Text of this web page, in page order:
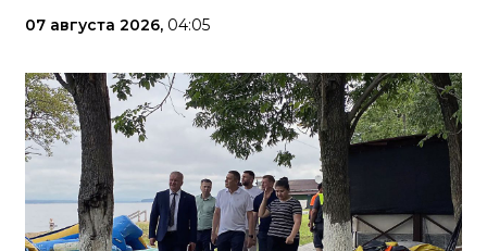
07 августа 2026, 04:05